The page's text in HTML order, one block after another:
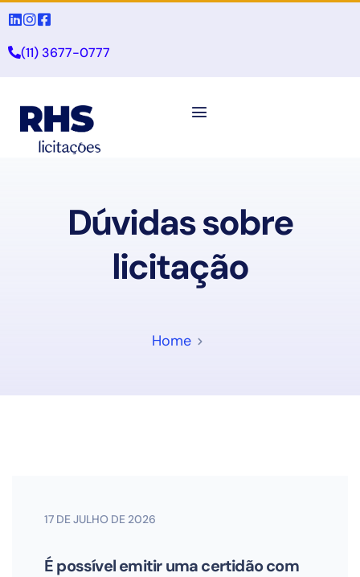
(11) 3677-0777
Dúvidas sobre
licitação
Home
17 DE JULHO DE 2026
É possível emitir uma certidão com